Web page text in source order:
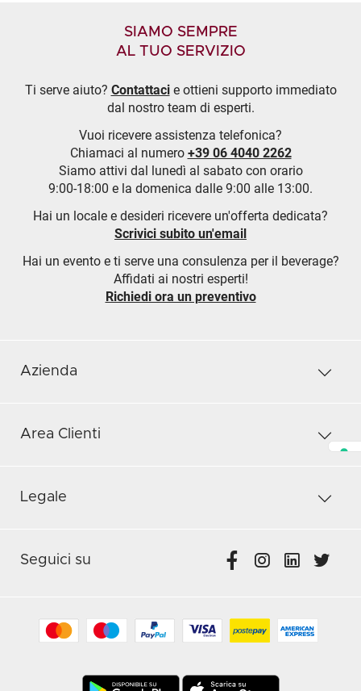
SIAMO SEMPRE
AL TUO SERVIZIO
Ti serve aiuto? Contattacie ottieni supporto immediato
dal nostro team di esperti.
Vuoi ricevere assistenza telefonica?
Chiamaci al numero +39 06 4040 2262
Siamo attivi dal lunedì al sabato con orario
9:00-18:00 e la domenica dalle 9:00 alle 13:00.
Hai un locale e desideri ricevere un'offerta dedicata?
Scrivici subito un'email
Hai un evento e ti serve una consulenza per il beverage?
Affidati ai nostri esperti!
Richiedi ora un preventivo
Azienda
Area Clienti
Legale
Seguici su